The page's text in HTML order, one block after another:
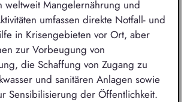
weltweit Mangelernährung und
umfassen direkte Notfall- und
in Krisengebieten vor Ort, aber
zur Vorbeugung von
die Schaffung von Zugang zu
und sanitären Anlagen sowie
Sensibilisierung der Öffentlichkeit.